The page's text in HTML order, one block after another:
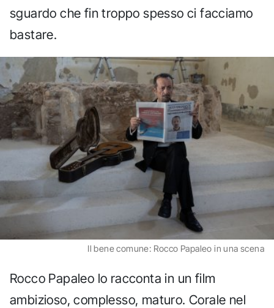
sguardo che fin troppo spesso ci facciamo
bastare.
Il bene comune: Rocco Papaleo in una scena
Rocco Papaleo lo racconta in un film
ambizioso, complesso, maturo. Corale nel